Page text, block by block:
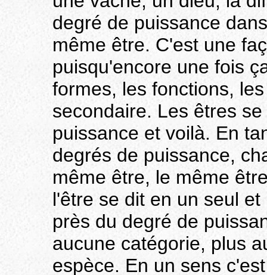
degré de puissance
même être. C'est une
puisqu'encore une fois
formes, les fonctions,
secondaire. Les êtres
puissance et voilà. En
degrés de puissance,
même être, le même
l'être se dit en un seul
près du degré de
aucune catégorie, plus
espèce. En un sens